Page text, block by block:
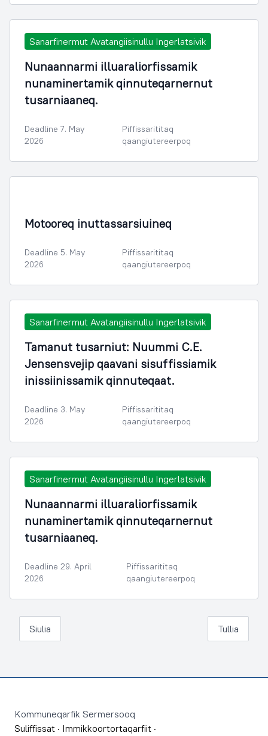
Sanarfinermut Avatangiisinullu Ingerlatsivik
Nunaannarmi illuaraliorfissamik
nunaminertamik qinnuteqarnernut
tusarniaaneq.
Deadline 7. May
2026
Piffissarititaq
qaangiutereerpoq
Motooreq inuttassarsiuineq
Deadline 5. May
2026
Piffissarititaq
qaangiutereerpoq
Sanarfinermut Avatangiisinullu Ingerlatsivik
Tamanut tusarniut: Nuummi C.E.
Jensensvejip qaavani sisuffissiamik
inissiinissamik qinnuteqaat.
Deadline 3. May
2026
Piffissarititaq
qaangiutereerpoq
Sanarfinermut Avatangiisinullu Ingerlatsivik
Nunaannarmi illuaraliorfissamik
nunaminertamik qinnuteqarnernut
tusarniaaneq.
Deadline 29. April
2026
Piffissarititaq
qaangiutereerpoq
Siulia Tullia
Kommuneqarfik Sermersooq
Suliffissat · Immikkoortortaqarfiit ·